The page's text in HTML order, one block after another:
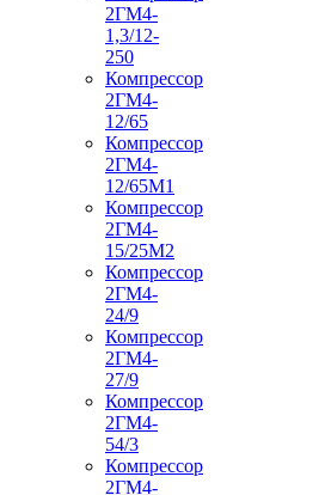
2ГМ4-
1,3/12-
250
Компрессор
2ГМ4-
12/65
Компрессор
2ГМ4-
12/65М1
Компрессор
2ГМ4-
15/25М2
Компрессор
2ГМ4-
24/9
Компрессор
2ГМ4-
27/9
Компрессор
2ГМ4-
54/3
Компрессор
2ГМ4-